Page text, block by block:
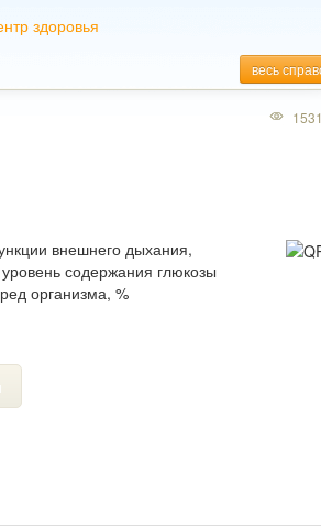
здоровья
весь
внешнего дыхания,
содержания глюкозы
организма, %
1531